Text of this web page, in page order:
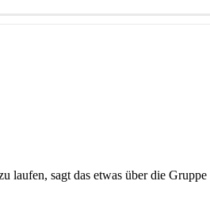
laufen, sagt das etwas über die